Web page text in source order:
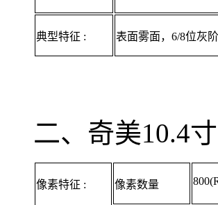
典型特征 : 表面雾面，6/8位灰
二、奇美10.4
像素特征 : 像素数量